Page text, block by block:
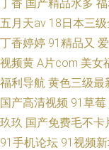
丁香 国产精品水多
五月天av 18日本三
丁香婷婷 91精品又
视频黄 A片com 美女
福利导航 黄色三级最
国产高清视频 91草莓
玖玖 国产免费毛不卡
91手机论坛 91视频